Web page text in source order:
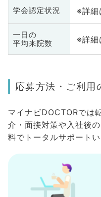
学会認定状況 ※詳細
一日の
平均来院数
※詳細
応募方法・ご利用
マイナビDOCTORでは
介・面接対策や入社後
料でトータルサポートい